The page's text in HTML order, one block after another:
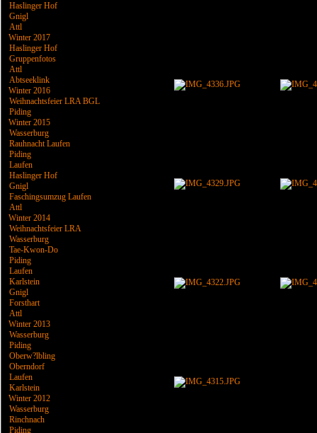
Haslinger Hof
Gnigl
Attl
Winter 2017
Haslinger Hof
Gruppenfotos
Attl
Abtseeklink
Winter 2016
Weihnachtsfeier LRA BGL
Piding
Winter 2015
Wasserburg
Rauhnacht Laufen
Piding
Laufen
Haslinger Hof
Gnigl
Faschingsumzug Laufen
Attl
Winter 2014
Weihnachtsfeier LRA
Wasserburg
Tae-Kwon-Do
Piding
Laufen
Karlstein
Gnigl
Forsthart
Attl
Winter 2013
Wasserburg
Piding
Oberw?lbling
Oberndorf
Laufen
Karlstein
Winter 2012
Wasserburg
Rinchnach
Piding